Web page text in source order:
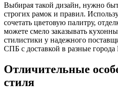
Выбирая такой дизайн, нужно
строгих рамок и правил.
сочетать цветовую палитру,
можете смело заказывать
стилистики у надежного
СПБ с доставкой в разные города
Отличительные
стиля